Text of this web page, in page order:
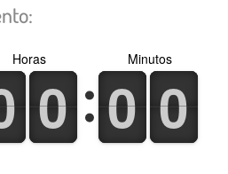
0
0
1
1
Horas
0
0
1
1 0
0
1
1
Minutos